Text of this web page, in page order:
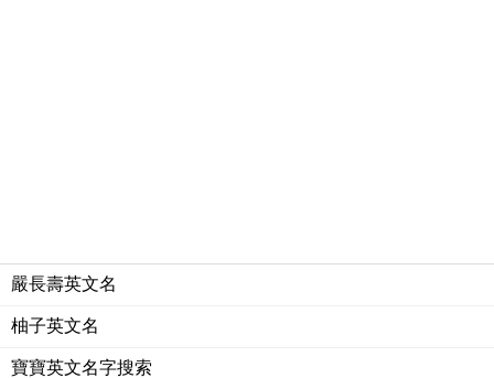
嚴長壽英文名
柚子英文名
寶寶英文名字搜索